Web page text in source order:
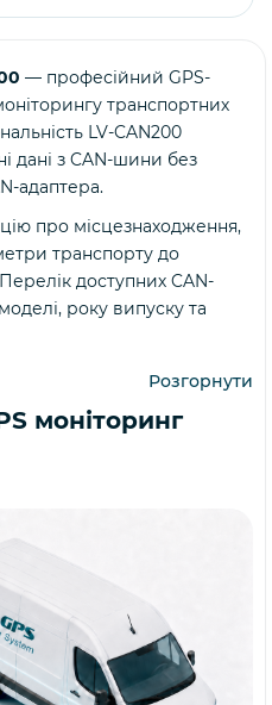
— професійний GPS-
транспортних
LV-CAN200
дані з CAN-шини без
адаптера.
про місцезнаходження,
транспорту до
доступних CAN-
року випуску та
Розгорнути
моніторинг